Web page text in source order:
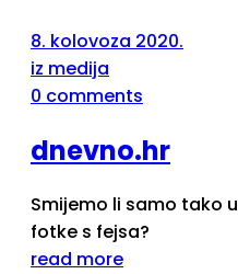
8. kolovoza 2020.
iz medija
0 comments
dnevno.hr
Smijemo li samo tako
fotke s fejsa?
read more